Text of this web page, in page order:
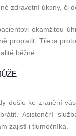
zdravotní úkony, či
okamžitou
proplatit. Třeba
běžné.
došlo ke zranění
Asistenční
zajistí i tlumočníka.